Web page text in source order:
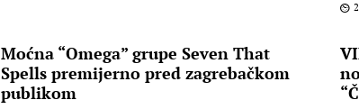
Moćna “Omega” grupe Seven That
Spells premijerno pred zagrebačkom
publikom